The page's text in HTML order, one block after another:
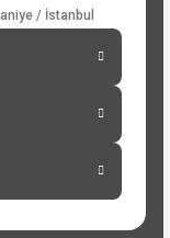
/ İstanbul